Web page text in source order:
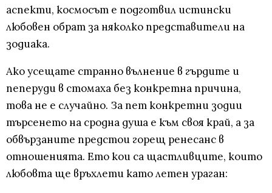
аспекти, космосът е подготвил истински
любовен обрат за няколко представители на
зодиака.
Ако усещате странно вълнение в гърдите и
пеперуди в стомаха без конкретна причина,
това не е случайно. За пет конкретни зодии
търсенето на сродна душа е към своя край, а за
обвързаните предстои горещ ренесанс в
отношенията. Ето кои са щастливците, които
любовта ще връхлети като летен ураган: